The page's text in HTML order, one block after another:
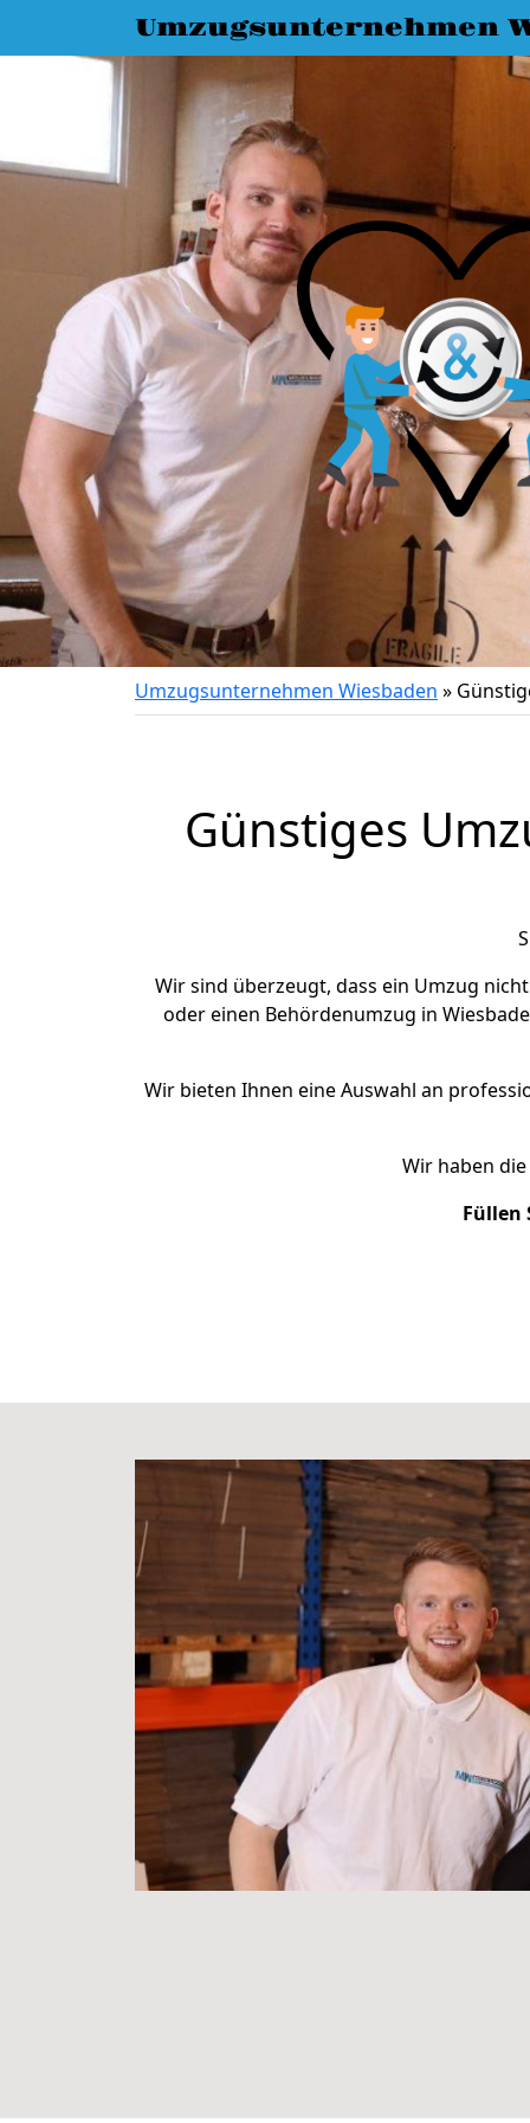
Umzugsunternehmen
Umzugsunternehmen Wiesbaden »
Günstiges
Wir sind überzeugt, dass ein Umzug
oder einen Behördenumzug in
Wir bieten Ihnen eine Auswahl an
Wir haben die
Füllen